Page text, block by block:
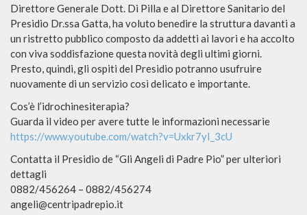
Direttore Generale Dott. Di Pilla e al Direttore Sanitario del
Presidio Dr.ssa Gatta, ha voluto benedire la struttura davanti a
un ristretto pubblico composto da addetti ai lavori e ha accolto
con viva soddisfazione questa novità degli ultimi giorni.
Presto, quindi, gli ospiti del Presidio potranno usufruire
nuovamente di un servizio così delicato e importante.
Cos’è l’idrochinesiterapia?
Guarda il video per avere tutte le informazioni necessarie
https://www.youtube.com/watch?v=Uxkr7yI_3cU
Contatta il Presidio de “Gli Angeli di Padre Pio” per ulteriori
dettagli
0882/456264 – 0882/456274
angeli@centripadrepio.it